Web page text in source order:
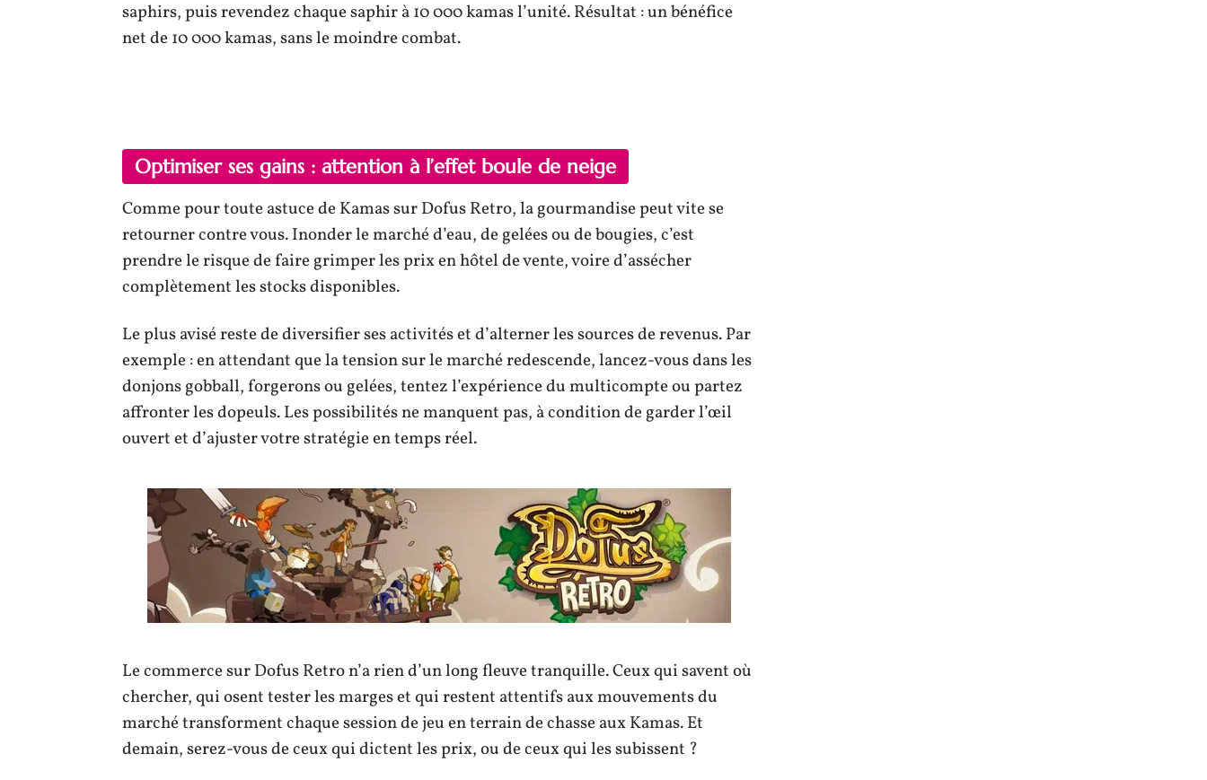
saphirs, puis revendez chaque saphir à 10 000 kamas l’unité. Résultat : un bénéfice
net de 10 000 kamas, sans le moindre combat.
Optimiser ses gains : attention à l’effet boule de neige
Comme pour toute astuce de Kamas sur Dofus Retro, la gourmandise peut vite se
retourner contre vous. Inonder le marché d’eau, de gelées ou de bougies, c’est
prendre le risque de faire grimper les prix en hôtel de vente, voire d’assécher
complètement les stocks disponibles.
Le plus avisé reste de diversifier ses activités et d’alterner les sources de revenus. Par
exemple : en attendant que la tension sur le marché redescende, lancez-vous dans les
donjons gobball, forgerons ou gelées, tentez l’expérience du multicompte ou partez
affronter les dopeuls. Les possibilités ne manquent pas, à condition de garder l’œil
ouvert et d’ajuster votre stratégie en temps réel.
Le commerce sur Dofus Retro n’a rien d’un long fleuve tranquille. Ceux qui savent où
chercher, qui osent tester les marges et qui restent attentifs aux mouvements du
marché transforment chaque session de jeu en terrain de chasse aux Kamas. Et
demain, serez-vous de ceux qui dictent les prix, ou de ceux qui les subissent ?